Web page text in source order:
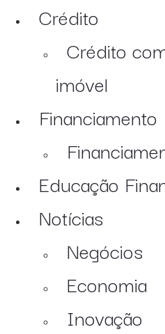
Crédito
Crédito
imóvel
Financiamento
Educação
Notícias
Negócios
Economia
Inovação